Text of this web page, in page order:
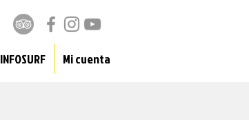
INFOSURF Mi cuenta